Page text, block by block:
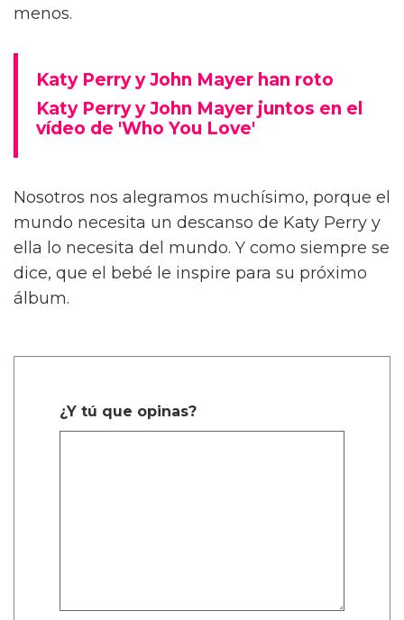
menos.
Katy Perry y John Mayer han roto
Katy Perry y John Mayer juntos en el
vídeo de 'Who You Love'
Nosotros nos alegramos muchísimo, porque el
mundo necesita un descanso de Katy Perry y
ella lo necesita del mundo. Y como siempre se
dice, que el bebé le inspire para su próximo
álbum.
¿Y tú que opinas?